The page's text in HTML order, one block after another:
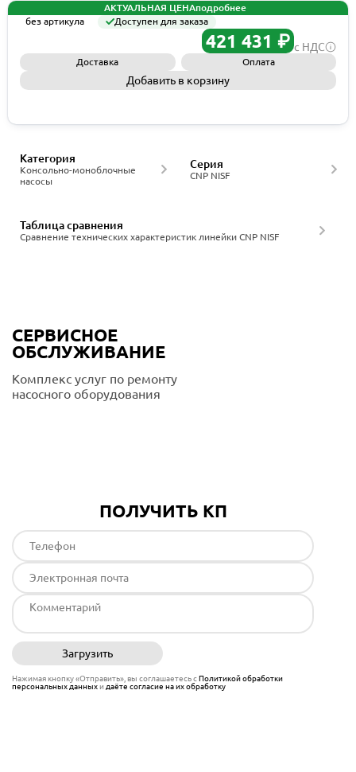
АКТУАЛЬНАЯ ЦЕНАподробнее
без артикула
Доступен для заказа
421 431 ₽ с НДС
Доставка Оплата
Добавить в корзину
Консольно-моноблочные
насосы
Категория
CNP NISF
Серия
Сравнение технических характеристик линейки CNP NISF
Таблица сравнения
СЕРВИСНОЕ
ОБСЛУЖИВАНИЕ
Комплекс услуг по ремонту
насосного оборудования
ПОЛУЧИТЬ КП
Загрузить
Нажимая кнопку «Отправить», вы соглашаетесь сПолитикой обработки
персональных данныхи даёте согласие на их обработку